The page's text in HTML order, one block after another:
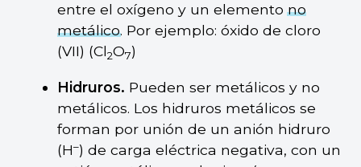
entre el oxígeno y un elementono
metálico. Por ejemplo: óxido de cloro
(VII) (Cl2O7)
Hidruros. Pueden ser metálicos y no
metálicos. Los hidruros metálicos se
forman por unión de un anión hidruro
(H–) de carga eléctrica negativa, con un